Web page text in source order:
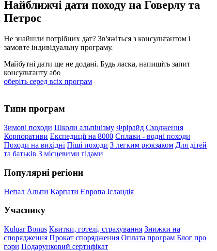
Найближчі дати походу на Говерлу та
Петрос
Не знайшли потрібних дат? Зв'яжіться з консультантом і
замовте індивідуальну програму.
Майбутні дати ще не додані. Будь ласка, напишіть запит
консультанту або
оберіть серед всіх програм
Типи програм
Зимові походи Школи альпінізму Фрірайд Сходження
Корпоративи Експедиції на 8000 Сплави - водні походи
Походи на вихідні Піші походи З легким рюкзаком Для дітей
та батьків З місцевими гідами
Популярні регіони
Непал Альпи Карпати Європа Ісландія
Учаснику
Kuluar Bonus Квитки, готелі, страхування Знижки на
спорядження Прокат спорядження Оплата програм Блог про
гори Подарунковий сертифікат